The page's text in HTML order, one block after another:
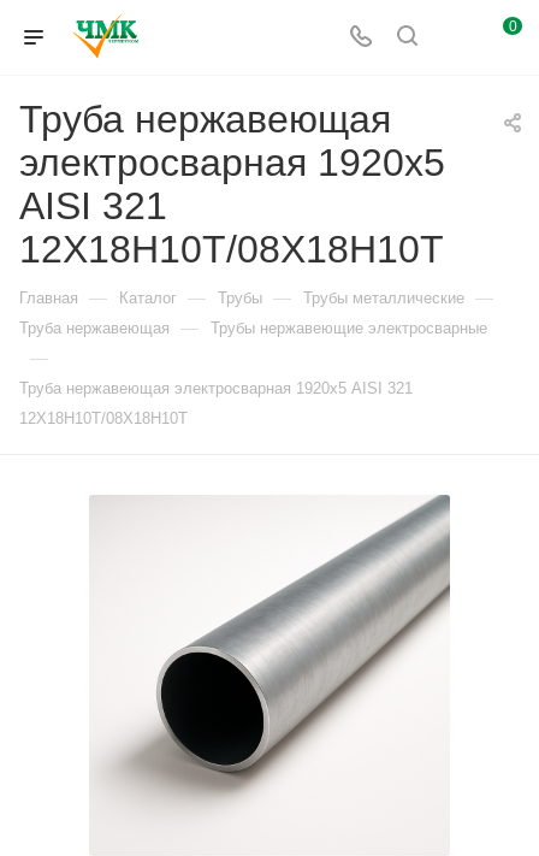
0
Труба нержавеющая
электросварная 1920х5
AISI 321
12Х18Н10Т/08Х18Н10Т
Главная — Каталог — Трубы — Трубы металлические —
Труба нержавеющая — Трубы нержавеющие электросварные
—
Труба нержавеющая электросварная 1920х5 AISI 321
12Х18Н10Т/08Х18Н10Т